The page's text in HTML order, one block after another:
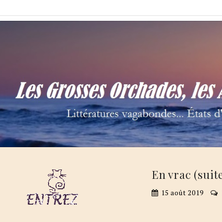
to
Les Grosses
Littératures vagabondes… États d'âme à la Thalamège…
En vrac
15 août 2019